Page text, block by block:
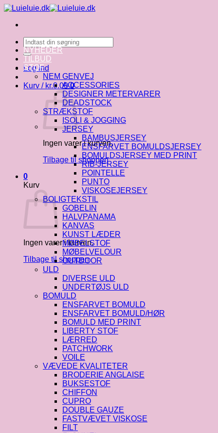
Fortsæt
indhold
Søg
efter:
Log ind
Kurv / kr.0.00 0
Ingen varer i kurven.
Tilbage til shoppen
0
Kurv
Ingen varer i kurven.
Tilbage til shoppen
NYHEDER
TILBUD
STOF
NEM GENVEJ
ACCESSORIES
DESIGNER METERVARER
DEADSTOCK
STRÆKSTOF
ISOLI & JOGGING
JERSEY
BAMBUSJERSEY
ENSFARVET BOMULDSJERSEY
BOMULDSJERSEY MED PRINT
RIB-JERSEY
POINTELLE
PUNTO
VISKOSEJERSEY
BOLIGTEKSTIL
GOBELIN
HALVPANAMA
KANVAS
KUNST LÆDER
MØBELSTOF
MØBELVELOUR
OUTDOOR
ULD
DIVERSE ULD
UNDERTØJS ULD
BOMULD
ENSFARVET BOMULD
ENSFARVET BOMULD/HØR
BOMULD MED PRINT
LIBERTY STOF
LÆRRED
PATCHWORK
VOILE
VÆVEDE KVALITETER
BRODERIE ANGLAISE
BUKSESTOF
CHIFFON
CUPRO
DOUBLE GAUZE
FASTVÆVET VISKOSE
FILT